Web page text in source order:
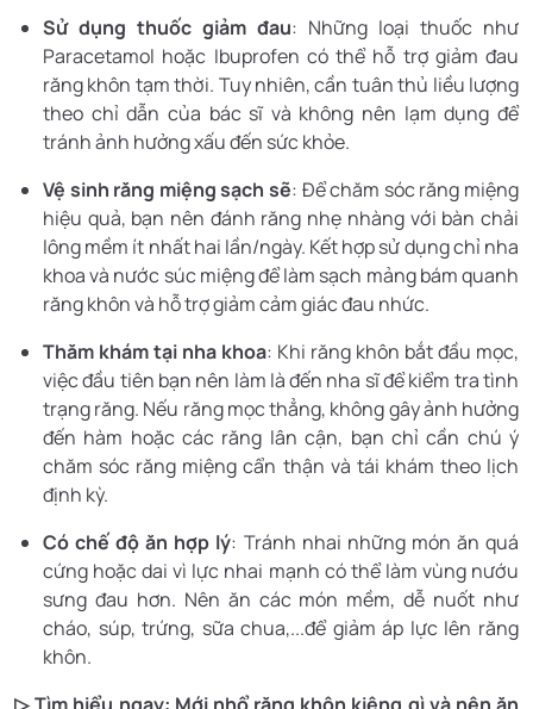
Sử dụng thuốc giảm đau: Những loại thuốc như
Paracetamol hoặc Ibuprofen có thể hỗ trợ giảm đau
răng khôn tạm thời. Tuy nhiên, cần tuân thủ liều lượng
theo chỉ dẫn của bác sĩ và không nên lạm dụng để
tránh ảnh hưởng xấu đến sức khỏe.
Vệ sinh răng miệng sạch sẽ: Để chăm sóc răng miệng
hiệu quả, bạn nên đánh răng nhẹ nhàng với bàn chải
lông mềm ít nhất hai lần/ngày. Kết hợp sử dụng chỉ nha
khoa và nước súc miệng để làm sạch mảng bám quanh
răng khôn và hỗ trợ giảm cảm giác đau nhức.
Thăm khám tại nha khoa: Khi răng khôn bắt đầu mọc,
việc đầu tiên bạn nên làm là đến nha sĩ để kiểm tra tình
trạng răng. Nếu răng mọc thẳng, không gây ảnh hưởng
đến hàm hoặc các răng lân cận, bạn chỉ cần chú ý
chăm sóc răng miệng cẩn thận và tái khám theo lịch
định kỳ.
Có chế độ ăn hợp lý: Tránh nhai những món ăn quá
cứng hoặc dai vì lực nhai mạnh có thể làm vùng nướu
sưng đau hơn. Nên ăn các món mềm, dễ nuốt như
cháo, súp, trứng, sữa chua,...để giảm áp lực lên răng
khôn.